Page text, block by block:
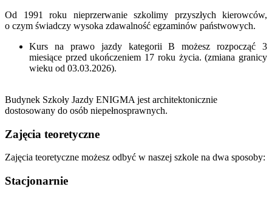
Od 1991 roku nieprzerwanie szkolimy przyszłych kierowców,
o czym świadczy wysoka zdawalność egzaminów państwowych.
Kurs na prawo jazdy kategorii B możesz rozpocząć 3
miesiące przed ukończeniem 17 roku życia. (zmiana granicy
wieku od 03.03.2026).
Budynek Szkoły Jazdy ENIGMA jest architektonicznie
dostosowany do osób niepełnosprawnych.
Zajęcia teoretyczne
Zajęcia teoretyczne możesz odbyć w naszej szkole na dwa sposoby:
Stacjonarnie